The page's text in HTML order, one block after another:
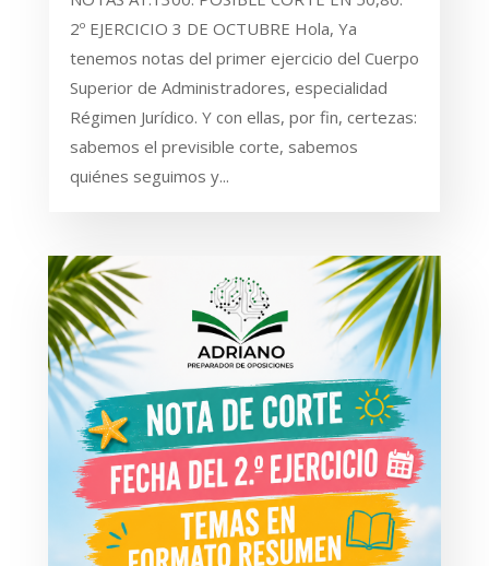
2º EJERCICIO 3 DE OCTUBRE Hola, Ya
tenemos notas del primer ejercicio del Cuerpo
Superior de Administradores, especialidad
Régimen Jurídico. Y con ellas, por fin, certezas:
sabemos el previsible corte, sabemos
quiénes seguimos y...